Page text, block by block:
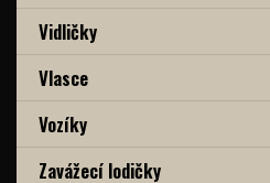
Vidličky
Vlasce
Vozíky
Zavážecí lodičky